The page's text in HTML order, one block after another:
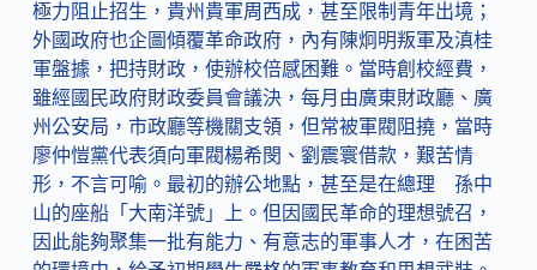
極力阻止招生，貴州貴軍周西成，甚至限制青年出境；
外國政府也企圖傾覆革命政府，內有陳炯明叛軍及滇桂
軍盤據，把持財政，使辦校倍感困難。當時創校經費，
雖經國民政府財政委員會議決，每月由廣東財政廳、廣
州公安局，市政廳等機關支領，但常被軍閥阻撓，當時
廖仲愷黨代表須向軍閥楊希閔、劉震寰借款，艱苦情
形，不言可喻。最初的辦公地點，甚至是在總理 孫中
山的座船「大南洋號」上。但因國民革命的理想號召，
因此能夠聚集一批有能力、有意志的軍事人才，在困苦